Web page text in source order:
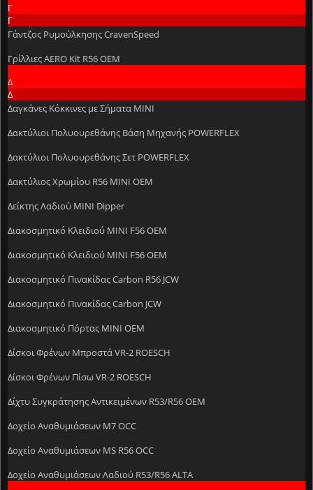
Γ
Γ
Γάντζος Ρυμούλκησης CravenSpeed
Γρίλλιες AERO Kit R56 OEM
Δ
Δ
Δαγκάνες Κόκκινες με Σήματα MINI
Δακτύλιοι Πολυουρεθάνης Βάση Μηχανής POWERFLEX
Δακτύλιοι Πολυουρεθάνης Σετ POWERFLEX
Δακτύλιος Χρωμίου R56 MINI OEM
Δείκτης Λαδιού MINI Dipper
Διακοσμητικό Κλειδιού MINI F56 OEM
Διακοσμητικό Κλειδιού MINI F56 OEM
Διακοσμητικό Πινακίδας Carbon R56 JCW
Διακοσμητικό Πινακίδας Carbon JCW
Διακοσμητικό Πόρτας MINI OEM
Δίσκοι Φρένων Μπροστά VR-2 ROESCH
Δίσκοι Φρένων Πίσω VR-2 ROESCH
Δίχτυ Συγκράτησης Αντικειμένων R53/R56 OEM
Δοχείο Αναθυμιάσεων M7 OCC
Δοχείο Αναθυμιάσεων MS R56 OCC
Δοχείο Αναθυμιάσεων Λαδιού R53/R56 ALTA